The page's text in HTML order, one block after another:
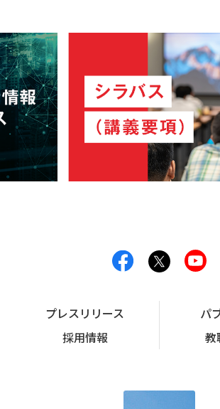
プレスリリース
パ
採用情報
教